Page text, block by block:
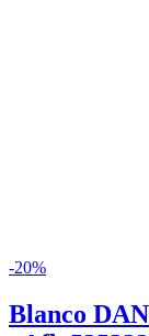
-20%
Blanco